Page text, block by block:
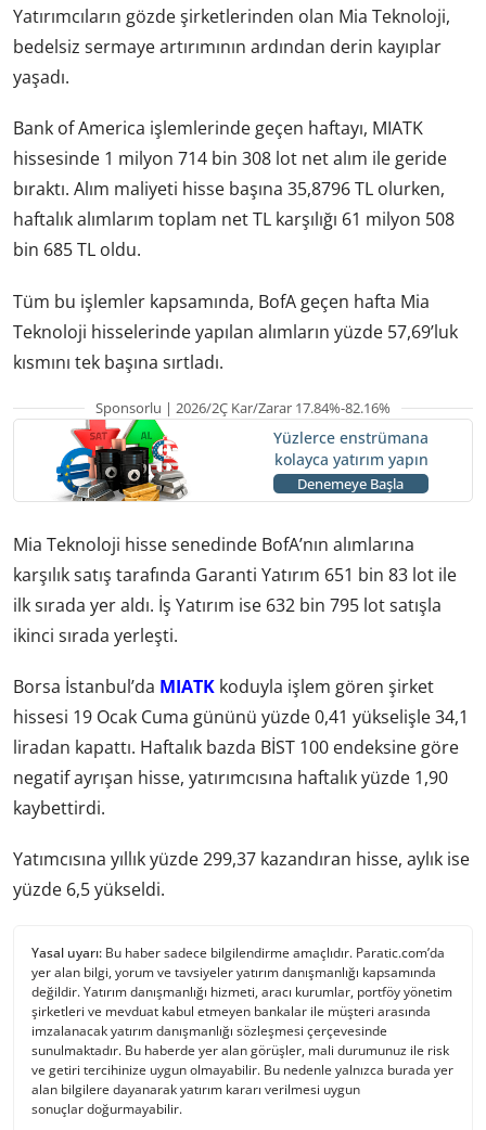
Yatırımcıların gözde şirketlerinden olan Mia Teknoloji,
bedelsiz sermaye artırımının ardından derin kayıplar
yaşadı.
Bank of America işlemlerinde geçen haftayı, MIATK
hissesinde 1 milyon 714 bin 308 lot net alım ile geride
bıraktı. Alım maliyeti hisse başına 35,8796 TL olurken,
haftalık alımlarım toplam net TL karşılığı 61 milyon 508
bin 685 TL oldu.
Tüm bu işlemler kapsamında, BofA geçen hafta Mia
Teknoloji hisselerinde yapılan alımların yüzde 57,69’luk
kısmını tek başına sırtladı.
Sponsorlu | 2026/2Ç Kar/Zarar 17.84%-82.16%
Yüzlerce enstrümana
kolayca yatırım yapın
Denemeye Başla
Mia Teknoloji hisse senedinde BofA’nın alımlarına
karşılık satış tarafında Garanti Yatırım 651 bin 83 lot ile
ilk sırada yer aldı. İş Yatırım ise 632 bin 795 lot satışla
ikinci sırada yerleşti.
Borsa İstanbul’da MIATK koduyla işlem gören şirket
hissesi 19 Ocak Cuma gününü yüzde 0,41 yükselişle 34,1
liradan kapattı. Haftalık bazda BİST 100 endeksine göre
negatif ayrışan hisse, yatırımcısına haftalık yüzde 1,90
kaybettirdi.
Yatımcısına yıllık yüzde 299,37 kazandıran hisse, aylık ise
yüzde 6,5 yükseldi.
Yasal uyarı: Bu haber sadece bilgilendirme amaçlıdır. Paratic.com’da
yer alan bilgi, yorum ve tavsiyeler yatırım danışmanlığı kapsamında
değildir. Yatırım danışmanlığı hizmeti, aracı kurumlar, portföy yönetim
şirketleri ve mevduat kabul etmeyen bankalar ile müşteri arasında
imzalanacak yatırım danışmanlığı sözleşmesi çerçevesinde
sunulmaktadır. Bu haberde yer alan görüşler, mali durumunuz ile risk
ve getiri tercihinize uygun olmayabilir. Bu nedenle yalnızca burada yer
alan bilgilere dayanarak yatırım kararı verilmesi uygun
sonuçlar doğurmayabilir.